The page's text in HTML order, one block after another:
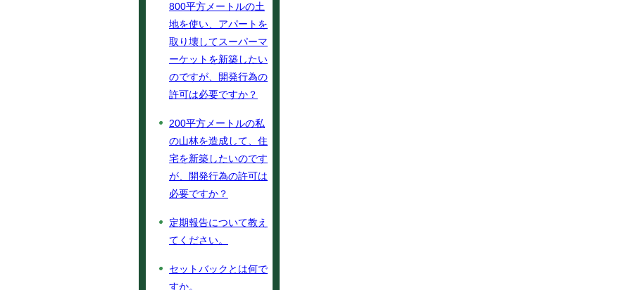
800平方メートルの土
地を使い、アパートを
取り壊してスーパーマ
ーケットを新築したい
のですが、開発行為の
許可は必要ですか？
200平方メートルの私
の山林を造成して、住
宅を新築したいのです
が、開発行為の許可は
必要ですか？
定期報告について教え
てください。
セットバックとは何で
すか。